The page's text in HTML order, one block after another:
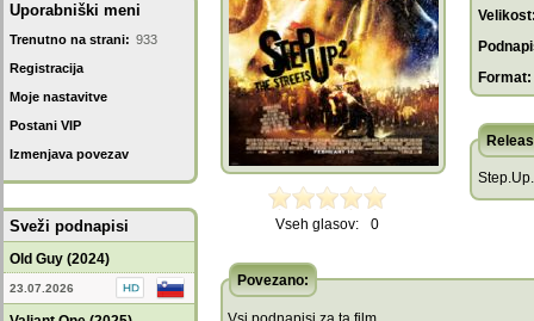
Uporabniški meni
Trenutno na strani: 933
Registracija
Moje nastavitve
Postani VIP
Izmenjava povezav
Sveži podnapisi
Old Guy (2024)
23.07.2026
Vseh glasov: 0
Format:
Povezano: